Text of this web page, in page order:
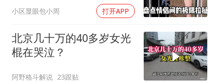
小区显眼包小周 打开APP
北京几十万的40多岁女光
棍在哭泣？
阿野格斗解说 23跟贴